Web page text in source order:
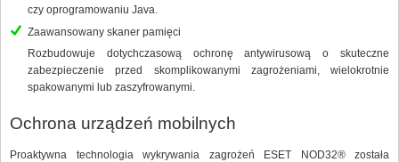
czy oprogramowaniu Java.
Zaawansowany skaner pamięci
Rozbudowuje dotychczasową ochronę antywirusową o skuteczne
zabezpieczenie przed skomplikowanymi zagrożeniami, wielokrotnie
spakowanymi lub zaszyfrowanymi.
Ochrona urządzeń mobilnych
Proaktywna technologia wykrywania zagrożeń ESET NOD32® została